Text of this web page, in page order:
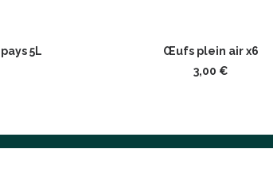
5L
AJOUTER AU PANIER
Œufs plein air x6
3,00 €